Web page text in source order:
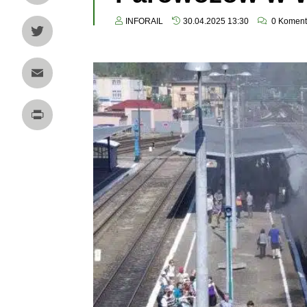
LinkedIn
Twitter
Email
INFORAIL 30.04.2025 13:30 0